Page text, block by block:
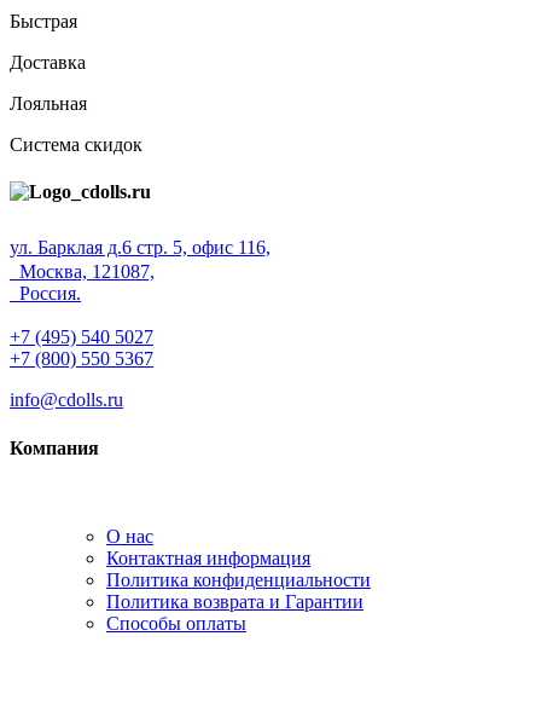
Быстрая
Доставка
Лояльная
Система скидок
ул. Барклая д.6 стр. 5, офис 116,
Москва, 121087,
Россия.
+7 (495) 540 5027
+7 (800) 550 5367
info@cdolls.ru
Компания
О нас
Контактная информация
Политика конфиденциальности
Политика возврата и Гарантии
Способы оплаты